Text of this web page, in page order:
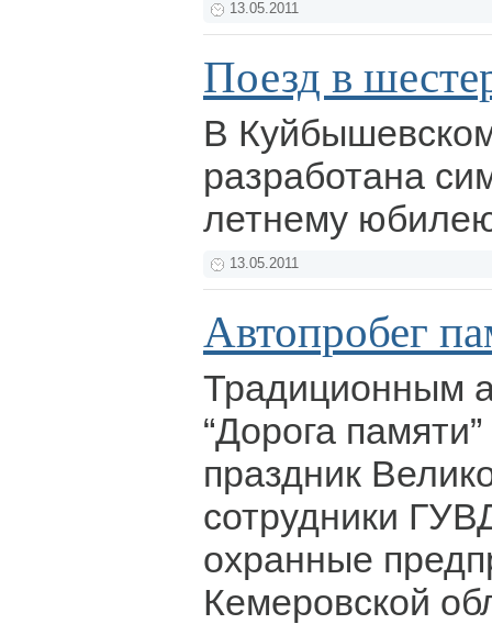
13.05.2011
Поезд в
В
разработана
летнему
13.05.2011
Автопробег
Традиционным
“Дорога
праздник
сотрудники
охранные
Кемеровской